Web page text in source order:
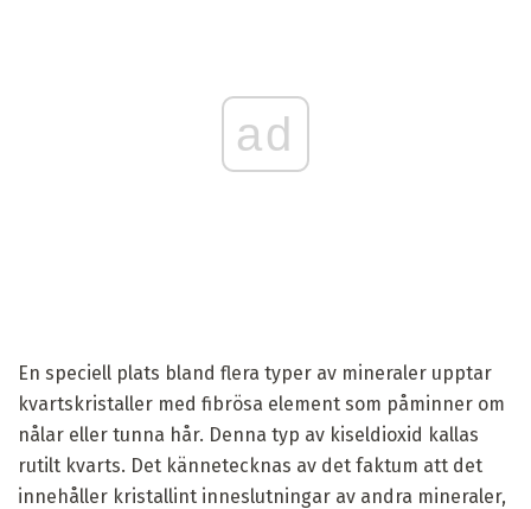
ad
En speciell plats bland flera typer av mineraler upptar
kvartskristaller med fibrösa element som påminner om
nålar eller tunna hår. Denna typ av kiseldioxid kallas
rutilt kvarts. Det kännetecknas av det faktum att det
innehåller kristallint inneslutningar av andra mineraler,